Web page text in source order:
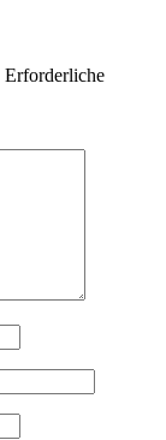
Erforderliche